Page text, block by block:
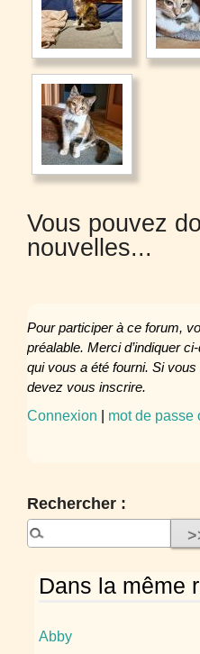
Vous pouvez
nouvelles...
Pour participer à ce forum, vous devez vous enregistrer au
préalable. Merci d’indiquer ci-dessous l’identifiant personnel
qui vous a été fourni. Si vous n’êtes pas enregistré, vous
devez vous inscrire.
Connexion | mot de passe
Rechercher :
Dans la même
Abby